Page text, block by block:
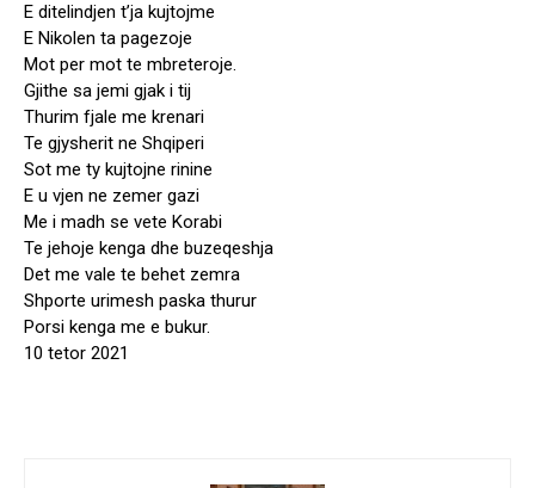
E ditelindjen t’ja kujtojme
E Nikolen ta pagezoje
Mot per mot te mbreteroje.
Gjithe sa jemi gjak i tij
Thurim fjale me krenari
Te gjysherit ne Shqiperi
Sot me ty kujtojne rinine
E u vjen ne zemer gazi
Me i madh se vete Korabi
Te jehoje kenga dhe buzeqeshja
Det me vale te behet zemra
Shporte urimesh paska thurur
Porsi kenga me e bukur.
10 tetor 2021